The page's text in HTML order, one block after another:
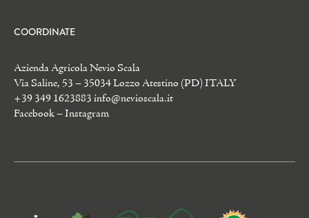
COORDINATE
Azienda Agricola Nevio Scala
Via Saline, 53 – 35034 Lozzo Atestino (PD) ITALY
+39 349 1623883 info@nevioscala.it
Facebook–Instagram